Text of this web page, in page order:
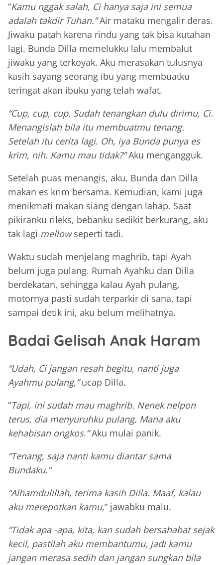
“Kamu nggak salah, Ci hanya saja ini semua
adalah takdir Tuhan.”Air mataku mengalir deras.
Jiwaku patah karena rindu yang tak bisa kutahan
lagi. Bunda Dilla memelukku lalu membalut
jiwaku yang terkoyak. Aku merasakan tulusnya
kasih sayang seorang ibu yang membuatku
teringat akan ibuku yang telah wafat.
“Cup, cup, cup. Sudah tenangkan dulu dirimu, Ci.
Menangislah bila itu membuatmu tenang.
Setelah itu cerita lagi. Oh, iya Bunda punya es
krim, nih. Kamu mau tidak?”Aku mengangguk.
Setelah puas menangis, aku, Bunda dan Dilla
makan es krim bersama. Kemudian, kami juga
menikmati makan siang dengan lahap. Saat
pikiranku rileks, bebanku sedikit berkurang, aku
tak lagi mellowseperti tadi.
Waktu sudah menjelang maghrib, tapi Ayah
belum juga pulang. Rumah Ayahku dan Dilla
berdekatan, sehingga kalau Ayah pulang,
motornya pasti sudah terparkir di sana, tapi
sampai detik ini, aku belum melihatnya.
Badai Gelisah Anak Haram
“Udah, Ci jangan resah begitu, nanti juga
Ayahmu pulang,”ucap Dilla.
“Tapi, ini sudah mau maghrib. Nenek nelpon
terus, dia menyuruhku pulang. Mana aku
kehabisan ongkos.”Aku mulai panik.
“Tenang, saja nanti kamu diantar sama
Bundaku.”
“Alhamdulillah, terima kasih Dilla. Maaf, kalau
aku merepotkan kamu,” jawabku malu.
“Tidak apa -apa, kita, kan sudah bersahabat sejak
kecil, pastilah aku membantumu, jadi kamu
jangan merasa sedih dan jangan sungkan bila